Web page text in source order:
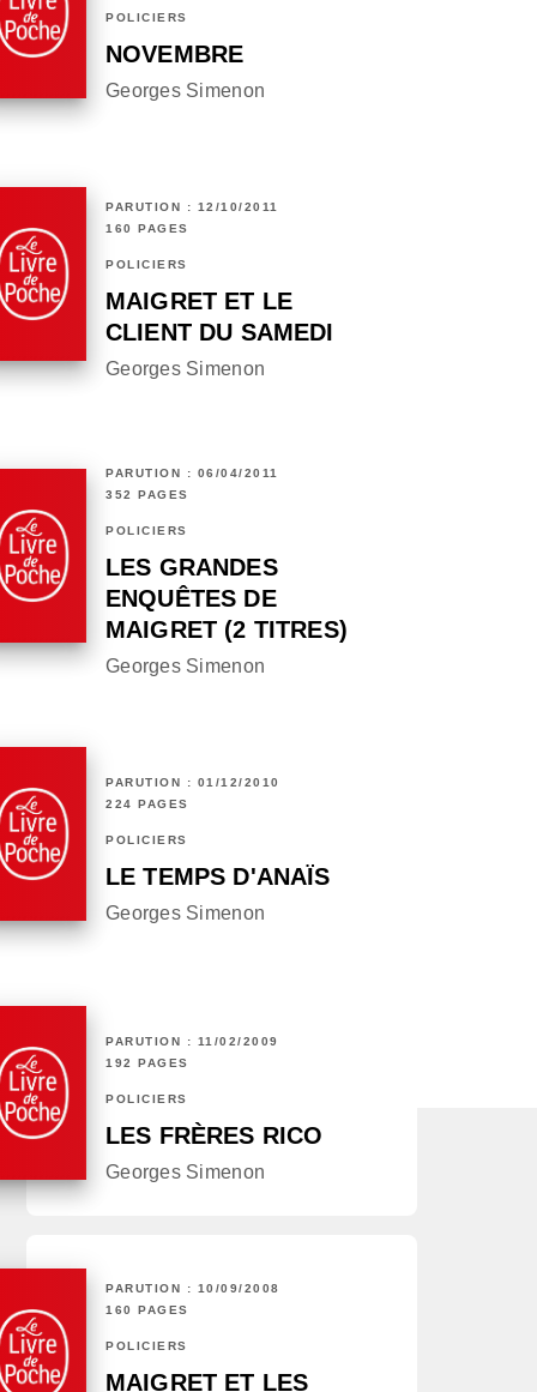
POLICIERS
NOVEMBRE
Georges Simenon
PARUTION : 12/10/2011
160 PAGES
POLICIERS
MAIGRET ET LE
CLIENT DU SAMEDI
Georges Simenon
PARUTION : 06/04/2011
352 PAGES
POLICIERS
LES GRANDES
ENQUÊTES DE
MAIGRET (2 TITRES)
Georges Simenon
PARUTION : 01/12/2010
224 PAGES
POLICIERS
LE TEMPS D'ANAÏS
Georges Simenon
PARUTION : 11/02/2009
192 PAGES
POLICIERS
LES FRÈRES RICO
Georges Simenon
PARUTION : 10/09/2008
160 PAGES
POLICIERS
MAIGRET ET LES